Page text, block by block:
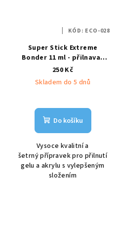
Super Stick Extreme
Bonder 11 ml - přilnavač
gelu Enii nails
250 Kč
Skladem do 5 dnů
Do košíku
Vysoce kvalitní a
šetrný přípravek pro přilnutí
gelu a akrylu s vylepšeným
složením
KÓD: ECO-028